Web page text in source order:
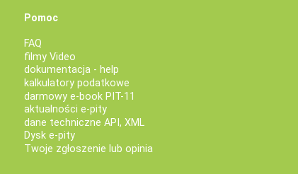
Pomoc
FAQ
filmy Video
dokumentacja - help
kalkulatory podatkowe
darmowy e-book PIT-11
aktualności e-pity
dane techniczne API, XML
Dysk e-pity
Twoje zgłoszenie lub opinia